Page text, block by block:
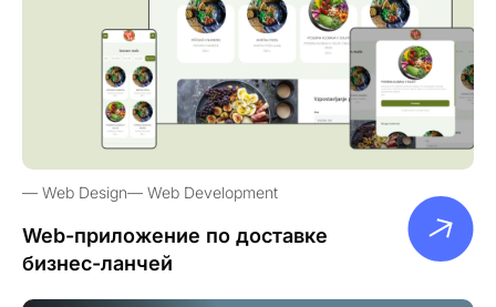
Web Design Web Development
Web-приложение по доставке
бизнес-ланчей